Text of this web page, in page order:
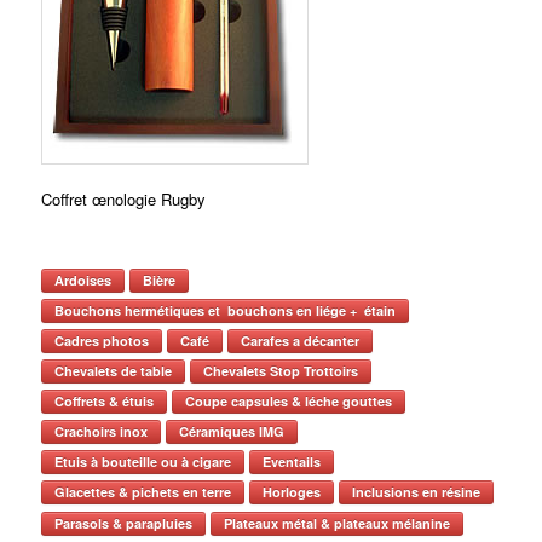
Coffret œnologie Rugby
Ardoises
Bière
Bouchons hermétiques et bouchons en liége + étain
Cadres photos
Café
Carafes a décanter
Chevalets de table
Chevalets Stop Trottoirs
Coffrets & étuis
Coupe capsules & léche gouttes
Crachoirs inox
Céramiques IMG
Etuis à bouteille ou à cigare
Eventails
Glacettes & pichets en terre
Horloges
Inclusions en résine
Parasols & parapluies
Plateaux métal & plateaux mélanine